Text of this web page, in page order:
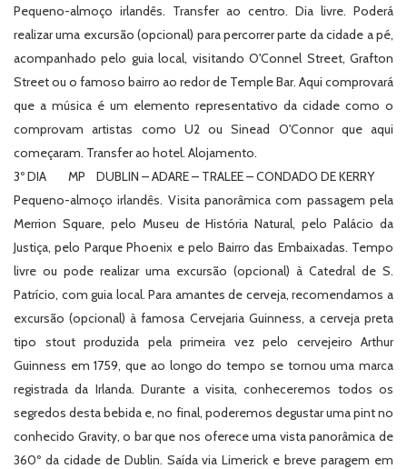
Pequeno-almoço irlandês. Transfer ao centro. Dia livre. Poderá
realizar uma excursão (opcional) para percorrer parte da cidade a pé,
acompanhado pelo guia local, visitando O'Connel Street, Grafton
Street ou o famoso bairro ao redor de Temple Bar. Aqui comprovará
que a música é um elemento representativo da cidade como o
comprovam artistas como U2 ou Sinead O'Connor que aqui
começaram. Transfer ao hotel. Alojamento.
3º DIA MP DUBLIN – ADARE – TRALEE – CONDADO DE KERRY
Pequeno-almoço irlandês. Visita panorâmica com passagem pela
Merrion Square, pelo Museu de História Natural, pelo Palácio da
Justiça, pelo Parque Phoenix e pelo Bairro das Embaixadas. Tempo
livre ou pode realizar uma excursão (opcional) à Catedral de S.
Patrício, com guia local. Para amantes de cerveja, recomendamos a
excursão (opcional) à famosa Cervejaria Guinness, a cerveja preta
tipo stout produzida pela primeira vez pelo cervejeiro Arthur
Guinness em 1759, que ao longo do tempo se tornou uma marca
registrada da Irlanda. Durante a visita, conheceremos todos os
segredos desta bebida e, no final, poderemos degustar uma pint no
conhecido Gravity, o bar que nos oferece uma vista panorâmica de
360º da cidade de Dublin. Saída via Limerick e breve paragem em